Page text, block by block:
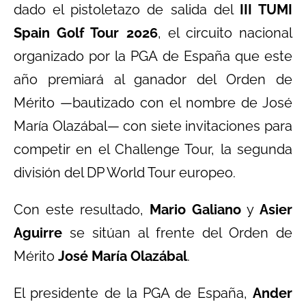
dado el pistoletazo de salida del III TUMI
Spain Golf Tour 2026, el circuito nacional
organizado por la PGA de España que este
año premiará al ganador del Orden de
Mérito —bautizado con el nombre de José
María Olazábal— con siete invitaciones para
competir en el Challenge Tour, la segunda
división del DP World Tour europeo.
Con este resultado, Mario Galiano y Asier
Aguirre se sitúan al frente del Orden de
Mérito José María Olazábal.
El presidente de la PGA de España, Ander